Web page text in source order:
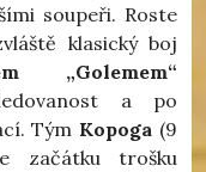
soupeři. Roste
klasický boj
„Golemem“
a po
Tým Kopoga (9
začátku trošku